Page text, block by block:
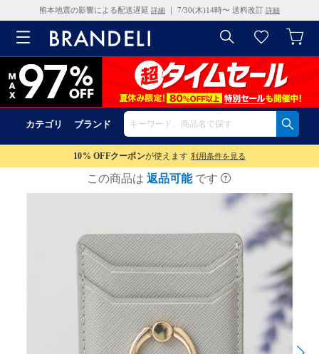
熊本地震の影響による配送遅延 詳細 ｜ 7/30(木)14時〜 送料改訂 詳細
カテゴリ ブランド
10% OFFクーポンが使えます 利用条件を見る
この商品は 返品可能 です